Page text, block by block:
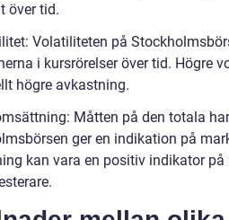
över tid.
Volatiliteten på
i kursrörelser över tid. Högre
högre avkastning.
Måtten på den totala
ger en indikation på
kan vara en positiv indikator